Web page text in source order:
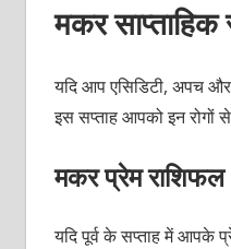
मकर साप्ताहिक
यदि आप एसिडिटी, अपच
इस सप्ताह आपको इन रोगों
मकर प्रेम राशिफल
यदि पूर्व के सप्ताह में आपके